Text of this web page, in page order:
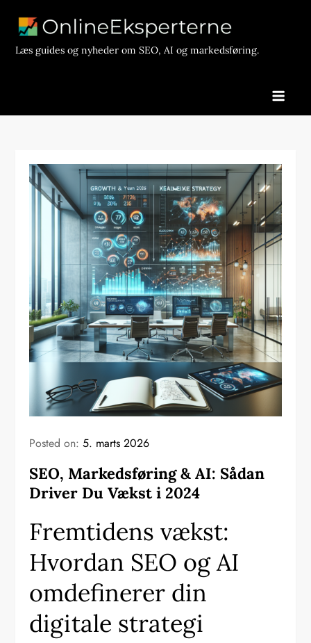
contentLæs guides og nyheder om SEO, AI og markedsføring.
Posted on:5. marts 2026
SEO, Markedsføring & AI: Sådan
Driver Du Vækst i 2024
Fremtidens vækst:
Hvordan SEO og AI
omdefinerer din
digitale strategi